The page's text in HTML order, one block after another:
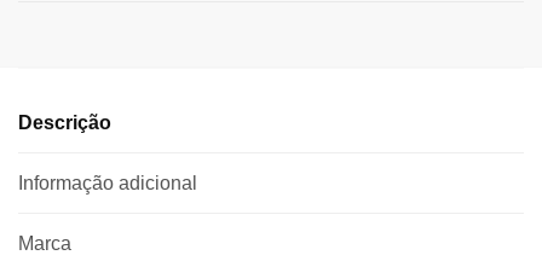
Descrição
Informação adicional
Marca